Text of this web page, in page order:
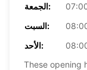
الجمعة:
السبت:
الأحد:
These opening